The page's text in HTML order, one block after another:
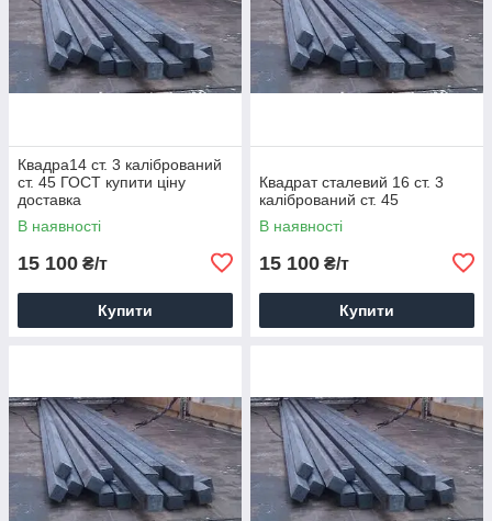
Квадра14 ст. 3 калібрований
ст. 45 ГОСТ купити ціну
доставка
В наявності
15 100 ₴/т
Купити
Квадрат сталевий 16 ст. 3
калібрований ст. 45
В наявності
15 100 ₴/т
Купити